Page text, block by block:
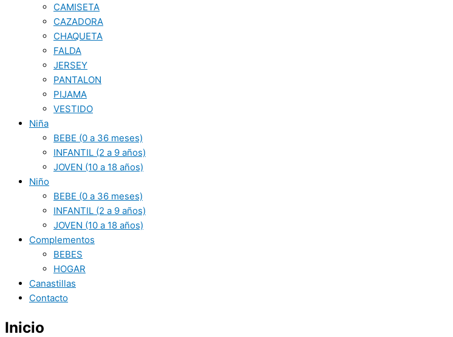
CAMISETA
CAZADORA
CHAQUETA
FALDA
JERSEY
PANTALON
PIJAMA
VESTIDO
Niña
BEBE (0 a 36 meses)
INFANTIL (2 a 9 años)
JOVEN (10 a 18 años)
Niño
BEBE (0 a 36 meses)
INFANTIL (2 a 9 años)
JOVEN (10 a 18 años)
Complementos
BEBES
HOGAR
Canastillas
Contacto
Inicio